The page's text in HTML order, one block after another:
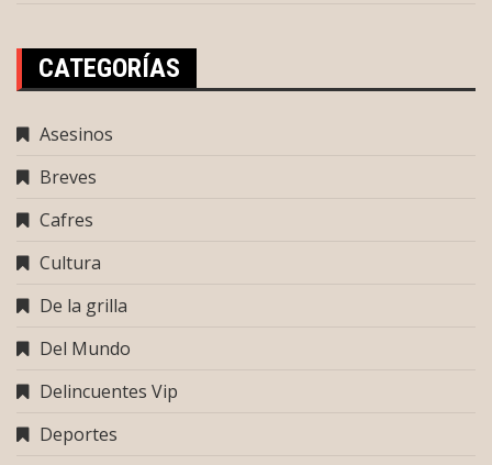
CATEGORÍAS
Asesinos
Breves
Cafres
Cultura
De la grilla
Del Mundo
Delincuentes Vip
Deportes